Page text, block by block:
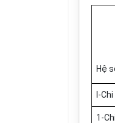
Hệ
I-
1-